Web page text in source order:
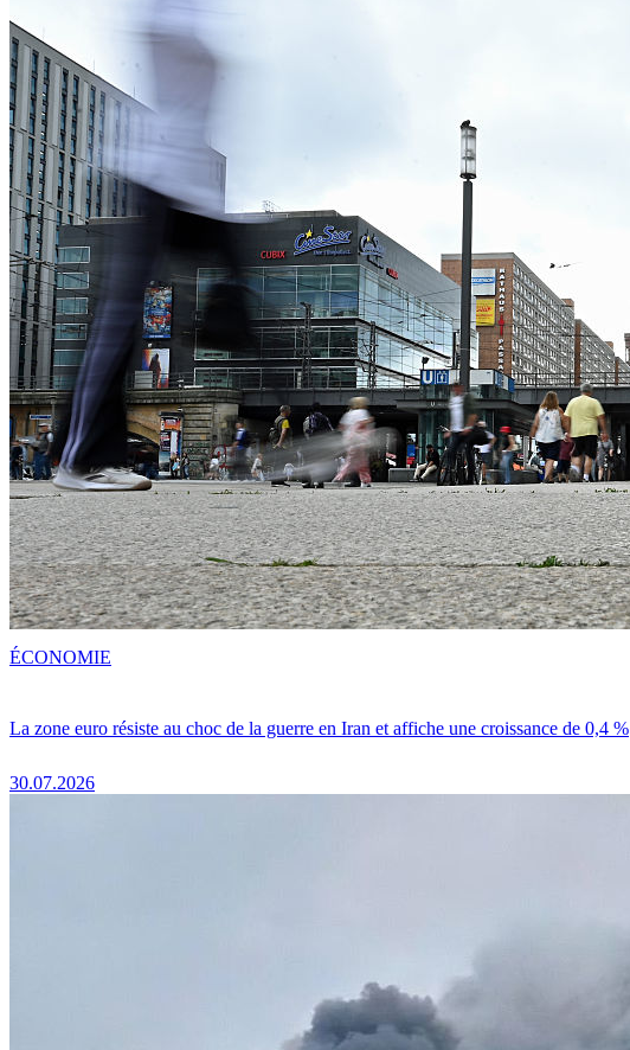
La zone euro résiste au choc de la guerre en Iran et affiche une croissance de 0,4 %
30.07.2026
ÉCONOMIE